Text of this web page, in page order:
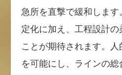
急所を直撃で緩和しま
定化に加え、工程設計
ことが期待されます。
を可能にし、ラインの